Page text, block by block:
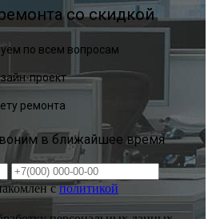
со скидкой
по всем вопросам
проект
ремонта
в ближайшее время
сполитикой